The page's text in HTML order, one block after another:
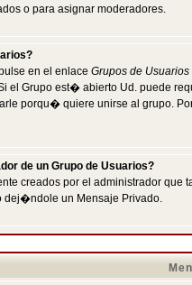
o para asignar moderadores.
en el enlace Grupos de Usuarios
el Grupo est� abierto Ud. puede
porqu� quiere unirse al grupo.
de un Grupo de Usuarios?
creados por el administrador
dej�ndole un Mensaje Privado.